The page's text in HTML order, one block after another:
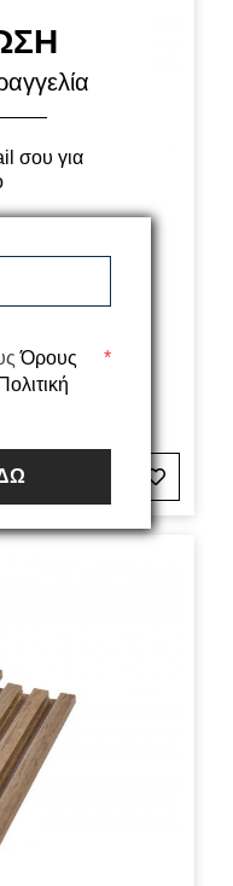
μονό 1.2x290cm
σου για
Όρους
*